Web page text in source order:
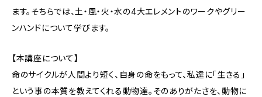
ます。そちらでは、土・風・火・水の4大エレメントのワークやグリー
ンハンドについて学びます。
【本講座について】
命のサイクルが人間より短く、自身の命をもって、私達に「生きる」
という事の本質を教えてくれる動物達。そのありがたさを、動物に